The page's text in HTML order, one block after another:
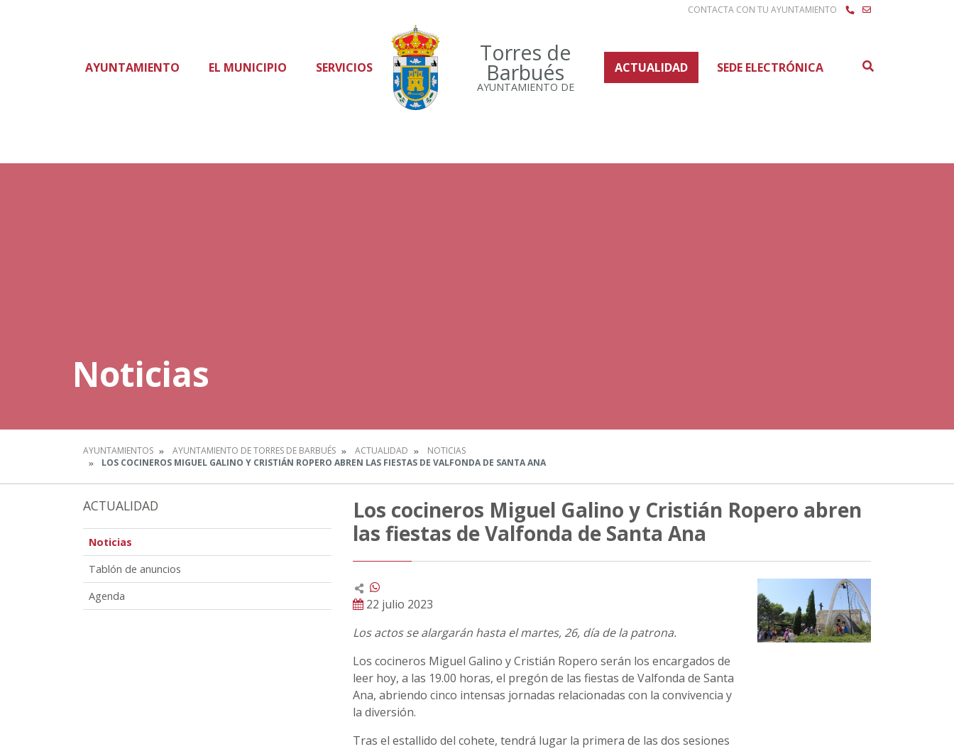
CONTACTA CON TU AYUNTAMIENTO
Torres de
Barbués
AYUNTAMIENTO DE
AYUNTAMIENTO EL MUNICIPIO SERVICIOS ACTUALIDAD SEDE ELECTRÓNICA
Noticias
AYUNTAMIENTOS AYUNTAMIENTO DE TORRES DE BARBUÉS ACTUALIDAD
NOTICIAS
LOS COCINEROS MIGUEL GALINO Y CRISTIÁN ROPERO ABREN LAS FIESTAS DE VALFONDA DE SANTA ANA
ACTUALIDAD
Noticias
Tablón de anuncios
Agenda
Los cocineros Miguel Galino y Cristián Ropero abren
las fiestas de Valfonda de Santa Ana
22 julio 2023
Los actos se alargarán hasta el martes, 26, día de la patrona.
Los cocineros Miguel Galino y Cristián Ropero serán los encargados de
leer hoy, a las 19.00 horas, el pregón de las fiestas de Valfonda de Santa
Ana, abriendo cinco intensas jornadas relacionadas con la convivencia y
la diversión.
Tras el estallido del cohete, tendrá lugar la primera de las dos sesiones